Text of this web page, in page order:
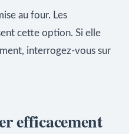
au four. Les
cette option. Si elle
interrogez-vous sur
efficacement